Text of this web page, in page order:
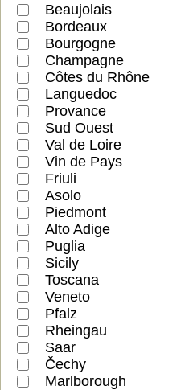
Beaujolais
Bordeaux
Bourgogne
Champagne
Côtes du Rhône
Languedoc
Provance
Sud Ouest
Val de Loire
Vin de Pays
Friuli
Asolo
Piedmont
Alto Adige
Puglia
Sicily
Toscana
Veneto
Pfalz
Rheingau
Saar
Čechy
Marlborough